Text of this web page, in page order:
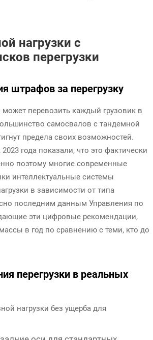
нагрузки с
перегрузки
штрафов за перегрузку
может перевозить каждый грузовик в
самосвалов с тандемной
предела своих возможностей.
года показали, что это фактически
поэтому многие современные
интеллектуальные системы
в зависимости от типа
последним данным Управления по
эти цифровые рекомендации,
в год по сравнению с теми, кто до
перегрузки в реальных
нагрузки без ущерба для